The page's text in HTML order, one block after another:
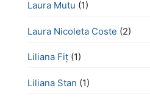
Laura Mutu (1)
Laura Nicoleta Coste (2)
Liliana Fiț (1)
Liliana Stan (1)